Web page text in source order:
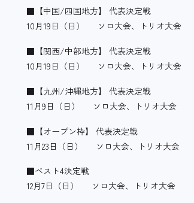
■【中国/四国地方】 代表決定戦
10月19日（日） ソロ大会、トリオ大会
■【関西/中部地方】 代表決定戦
10月19日（日） ソロ大会、トリオ大会
■【九州/沖縄地方】 代表決定戦
11月9日（日） ソロ大会、トリオ大会
■【オープン枠】 代表決定戦
11月23日（日） ソロ大会、トリオ大会
■ベスト4決定戦
12月7日（日） ソロ大会、トリオ大会